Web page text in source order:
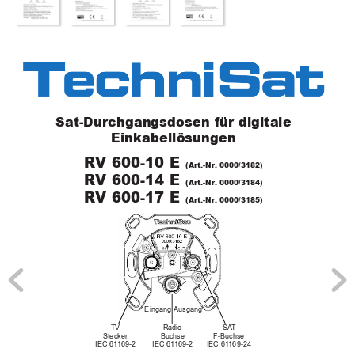
Sat-Durc hgangsdosen für digitale
Einkabellösungen
RV 600-10 E (Art.-Nr. 0000/3182)
RV 600-14 E (Art.-Nr. 0000/3184)
RV 600-17 E (Art.-Nr. 0000/3185)
TV
Stecker
IEC 61 169-2
Eingang Ausgang
Radio
Buchse
IEC 61 169-2
SAT
F-Buchse
IEC 61169-24
ma_RV 600-xx-E_02082011.qxp  02.08.2011  14:06  Seite 1